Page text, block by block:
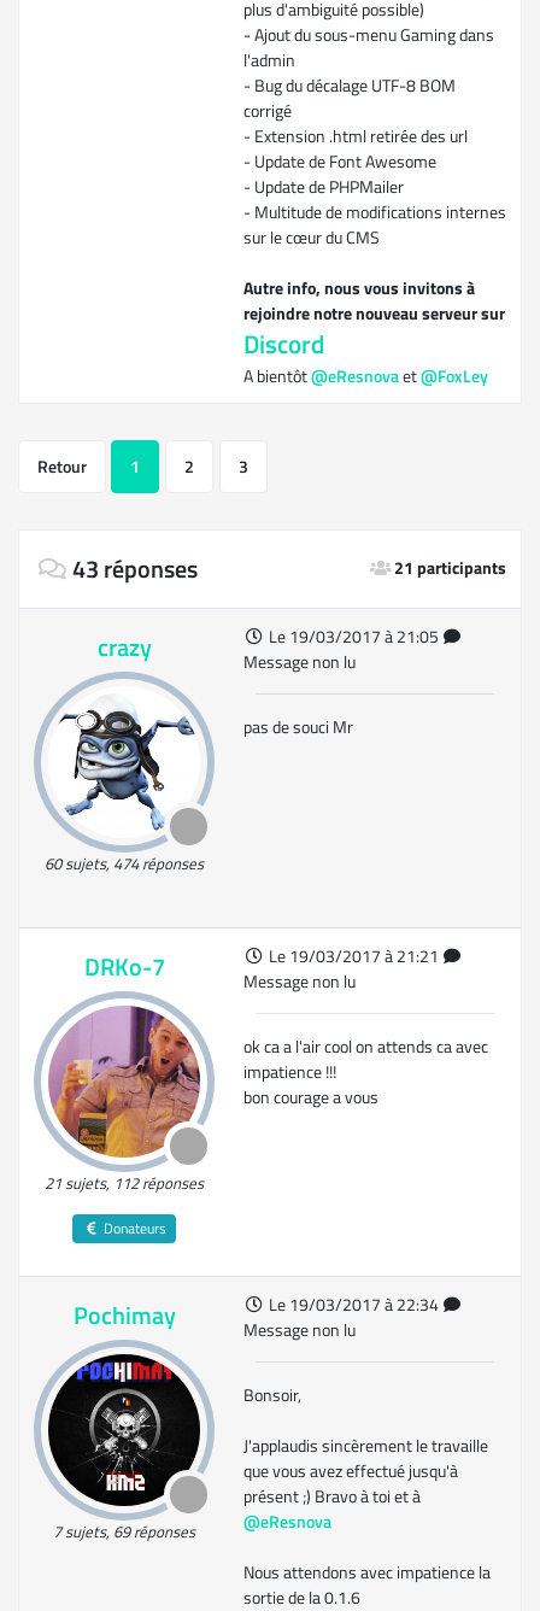
plus d'ambiguité possible)
- Ajout du sous-menu Gaming dans
l'admin
- Bug du décalage UTF-8 BOM
corrigé
- Extension .html retirée des url
- Update de Font Awesome
- Update de PHPMailer
- Multitude de modifications internes
sur le cœur du CMS
Autre info, nous vous invitons à
rejoindre notre nouveau serveur sur
Discord
A bientôt@eResnovaet@FoxLey
Retour 1 2 3
21 participants
43 réponses
crazy
60 sujets, 474 réponses
Le 19/03/2017 à 21:05
Message non lu
pas de souci Mr
DRKo-7
21 sujets, 112 réponses
Donateurs
Le 19/03/2017 à 21:21
Message non lu
ok ca a l'air cool on attends ca avec
impatience !!!
bon courage a vous
Pochimay
7 sujets, 69 réponses
Le 19/03/2017 à 22:34
Message non lu
Bonsoir,
J'applaudis sincèrement le travaille
que vous avez effectué jusqu'à
présent ;) Bravo à toi et à
@eResnova
Nous attendons avec impatience la
sortie de la 0.1.6